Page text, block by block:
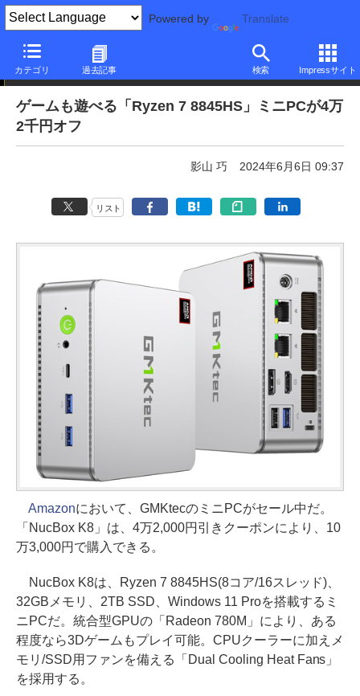
Powered by Translate
カテゴリ 過去記事 検索 Impressサイト
本日みつけたお買い得品
ゲームも遊べる「Ryzen 7 8845HS」ミニPCが4万
2千円オフ
影山 巧 2024年6月6日 09:37
リスト
Amazonにおいて、GMKtecのミニPCがセール中だ。
「NucBox K8」は、4万2,000円引きクーポンにより、10
万3,000円で購入できる。
NucBox K8は、Ryzen 7 8845HS(8コア/16スレッド)、
32GBメモリ、2TB SSD、Windows 11 Proを搭載するミ
ニPCだ。統合型GPUの「Radeon 780M」により、ある
程度なら3Dゲームもプレイ可能。CPUクーラーに加えメ
モリ/SSD用ファンを備える「Dual Cooling Heat Fans」
を採用する。